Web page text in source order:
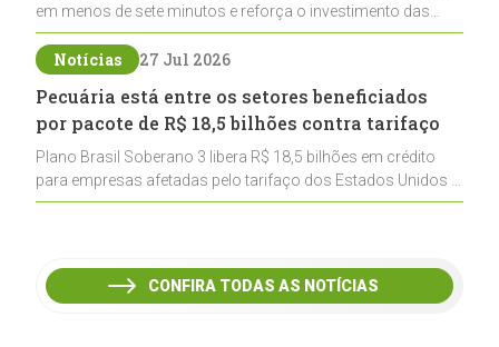
em menos de sete minutos e reforça o investimento das
cabanhas na seleção genética de Cavalos Crioulos voltados
ao laço
Notícias 27 Jul 2026
Pecuária está entre os setores beneficiados
por pacote de R$ 18,5 bilhões contra tarifaço
Plano Brasil Soberano 3 libera R$ 18,5 bilhões em crédito
para empresas afetadas pelo tarifaço dos Estados Unidos e
inclui a pecuária entre os setores estratégicos
CONFIRA TODAS AS NOTÍCIAS